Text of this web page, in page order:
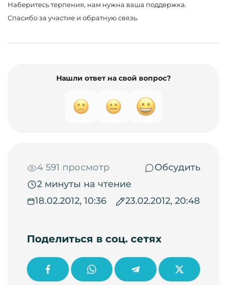
Наберитесь терпения, нам нужна ваша поддержка.
Спасибо за участие и обратную связь.
Нашли ответ на свой вопрос?
4 591 просмотр
Обсудить
2 минуты на чтение
18.02.2012, 10:36
23.02.2012, 20:48
Поделиться в соц. сетях